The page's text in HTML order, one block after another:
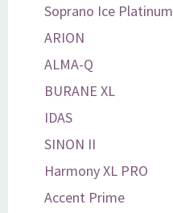
Soprano Ice Platinum
ARION
ALMA-Q
BURANE XL
IDAS
SINON II
Harmony XL PRO
Accent Prime